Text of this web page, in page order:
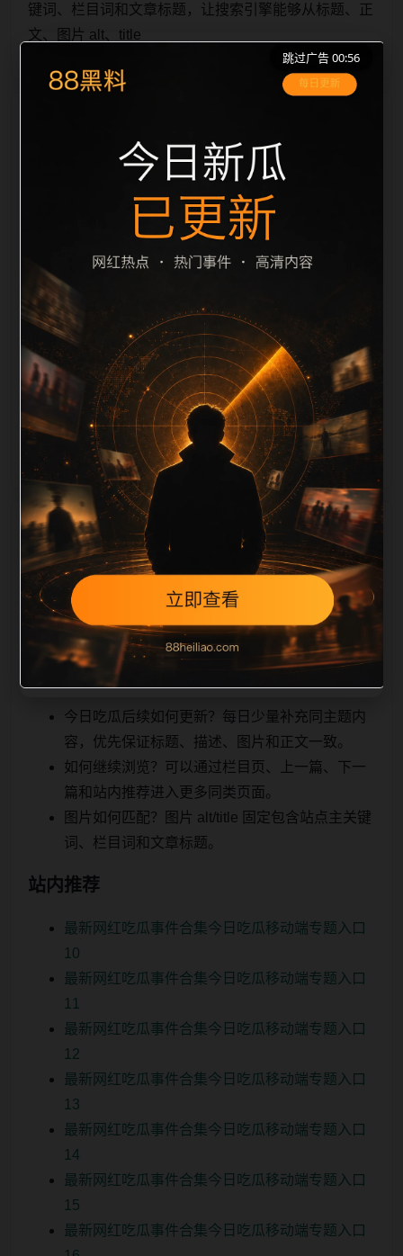
键词、栏目词和文章标题，让搜索引擎能够从标题、正
文、图片 alt、title
之间识别一致主题。后续每日采集时，建议继续执行远
程图片本地化、坏图默认图兜底、标题去重和
description 长度过滤。如果同一主题下有多个相近页
面，应通过不同角度补充事件背景、访问场景、相关问
题或专题入口，降低站群页面之间的重复感。页面底部
保留同类推荐、上一篇下一篇和 sitemap 入口，保证重
要页面点击深度尽量控制在三次以内。正文维护时可按
用户搜索路径补充三类信息：入口是否稳定、同栏目还
有哪些可继续阅读、移动端打开时图片和摘要是否一
致。每次新增内容后同步检查标题、description、
canonical、主题图、alt、title和推荐链接，确保页面既
能被搜索引擎理解，也能让真实
相关问题与推荐
用户顺着栏目继续浏览。同站连续更新时避免重复标题
和重复首段，优先补充不同关键词、不同栏目词和不同
问题角度。栏目页则保留清晰入口，方便后续专题自动
归集。发布后按真实浏览器复查首屏、图片、跳转体
验、相关推荐和加载速度。
今日吃瓜后续如何更新？每日少量补充同主题内
容，优先保证标题、描述、图片和正文一致。
如何继续浏览？可以通过栏目页、上一篇、下一
篇和站内推荐进入更多同类页面。
图片如何匹配？图片 alt/title 固定包含站点主关键
词、栏目词和文章标题。
站内推荐
最新网红吃瓜事件合集今日吃瓜移动端专题入口
10
最新网红吃瓜事件合集今日吃瓜移动端专题入口
11
最新网红吃瓜事件合集今日吃瓜移动端专题入口
12
最新网红吃瓜事件合集今日吃瓜移动端专题入口
13
最新网红吃瓜事件合集今日吃瓜移动端专题入口
14
最新网红吃瓜事件合集今日吃瓜移动端专题入口
15
最新网红吃瓜事件合集今日吃瓜移动端专题入口
跳过广告 00:56